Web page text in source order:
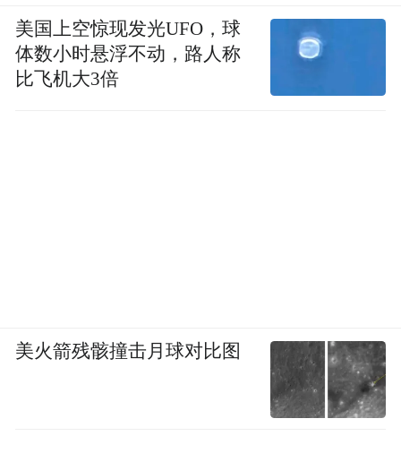
美国上空惊现发光UFO，球
体数小时悬浮不动，路人称
比飞机大3倍
美火箭残骸撞击月球对比图